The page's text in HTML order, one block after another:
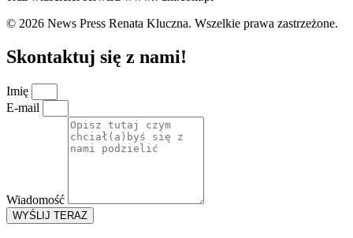
© 2026 News Press Renata Kluczna. Wszelkie prawa zastrzeżone.
Skontaktuj się z nami!
Imię
E-mail
Wiadomość
WYŚLIJ TERAZ